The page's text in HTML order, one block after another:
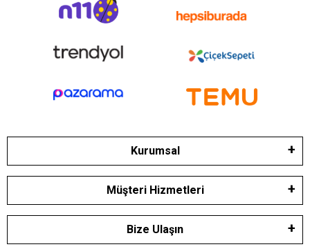
Kurumsal
Müşteri Hizmetleri
Bize Ulaşın